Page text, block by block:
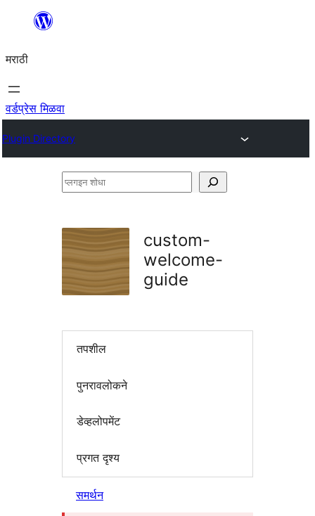
सामुग्रीवर
मराठी
वर्डप्रेस मिळवा
Plugin Directory
प्लगइन
custom-
welcome-
guide
तपशील
पुनरावलोकने
डेव्हलोपमेंट
प्रगत दृश्य
समर्थन